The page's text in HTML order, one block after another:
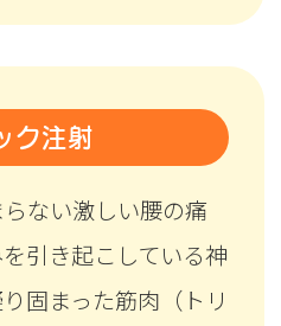
ク注射
ない激しい腰の痛
引き起こしている神
固まった筋肉（トリ